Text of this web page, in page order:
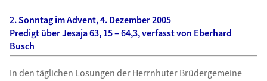
2. Sonntag im Advent, 4. Dezember 2005
Predigt über Jesaja 63, 15 – 64,3, verfasst von Eberhard
Busch
In den täglichen Losungen der Herrnhuter Brüdergemeine